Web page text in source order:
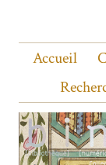
Accueil